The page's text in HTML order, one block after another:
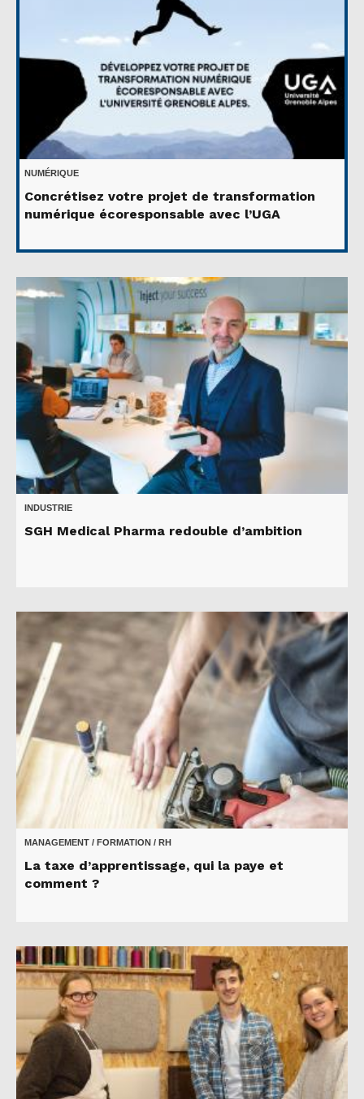
NUMÉRIQUE
Concrétisez votre projet de transformation
numérique écoresponsable avec l’UGA
INDUSTRIE
SGH Medical Pharma redouble d’ambition
MANAGEMENT / FORMATION / RH
La taxe d’apprentissage, qui la paye et
comment ?